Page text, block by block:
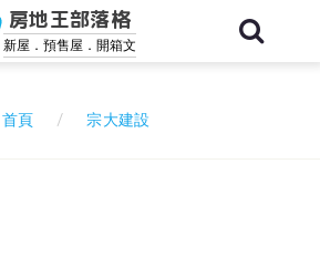
房地王部落格
新屋．預售屋．開箱文
首頁 宗大建設